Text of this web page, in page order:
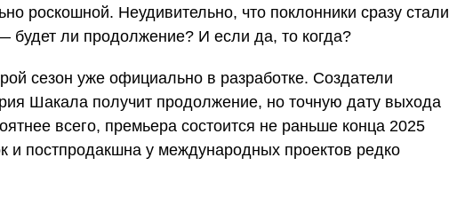
роскошной. Неудивительно, что поклонники сразу стали
будет ли продолжение? И если да, то когда?
сезон уже официально в разработке. Создатели
Шакала получит продолжение, но точную дату выхода
всего, премьера состоится не раньше конца 2025
и постпродакшна у международных проектов редко